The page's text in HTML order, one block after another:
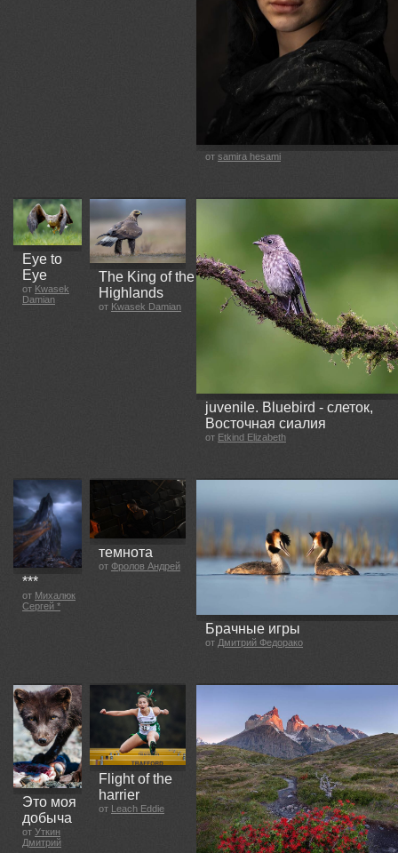
от samira hesami
Eye to
Eye
от Kwasek
Damian
The King of the
Highlands
от Kwasek Damian
juvenile. Bluebird - cлеток,
Восточная сиалия
от Etkind Elizabeth
***
от Михалюк
Сергей *
темнота
от Фролов Андрей
Брачные игры
от Дмитрий Федорако
Это моя
добыча
от Уткин
Дмитрий
Flight of the
harrier
от Leach Eddie